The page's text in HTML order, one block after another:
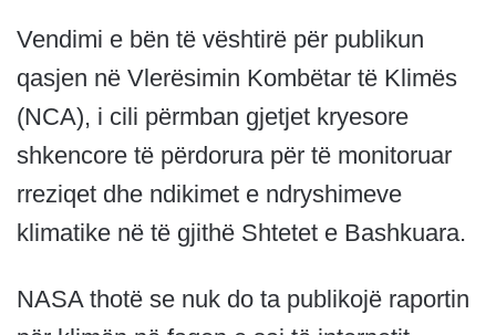
Vendimi e bën të vështirë për publikun
qasjen në Vlerësimin Kombëtar të Klimës
(NCA), i cili përmban gjetjet kryesore
shkencore të përdorura për të monitoruar
rreziqet dhe ndikimet e ndryshimeve
klimatike në të gjithë Shtetet e Bashkuara.
NASA thotë se nuk do ta publikojë raportin